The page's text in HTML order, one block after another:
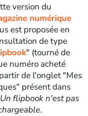
version du
numérique
est proposée en
de type
" (tourné de
numéro acheté
de l'onglet "Mes
présent dans
flipbook n'est pas
.